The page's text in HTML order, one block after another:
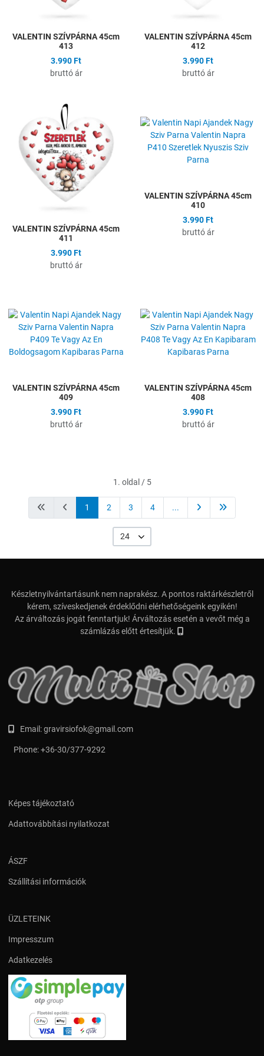
VALENTIN SZÍVPÁRNA 45cm
413
3.990 Ft
bruttó ár
VALENTIN SZÍVPÁRNA 45cm
412
3.990 Ft
bruttó ár
Összehasonlítás
VALENTIN SZÍVPÁRNA 45cm
411
3.990 Ft
bruttó ár
VALENTIN SZÍVPÁRNA 45cm
410
3.990 Ft
bruttó ár
Összehasonlítás
Gyors nézet
VALENTIN SZÍVPÁRNA 45cm
409
3.990 Ft
bruttó ár
VALENTIN SZÍVPÁRNA 45cm
408
3.990 Ft
bruttó ár
1. oldal / 5
1 2 3 4 ...
24
Készletnyilvántartásunk nem naprakész. A pontos raktárkészletről
kérem, szíveskedjenek érdeklődni elérhetőségeink egyikén!
Az árváltozás jogát fenntartjuk! Árváltozás esetén a vevőt még a
számlázás előtt értesítjük.
Email:gravirsiofok@gmail.com
Phone:+36-30/377-9292
Képes tájékoztató
Adattovábbítási nyilatkozat
ÁSZF
Szállítási információk
ÜZLETEINK
Impresszum
Adatkezelés